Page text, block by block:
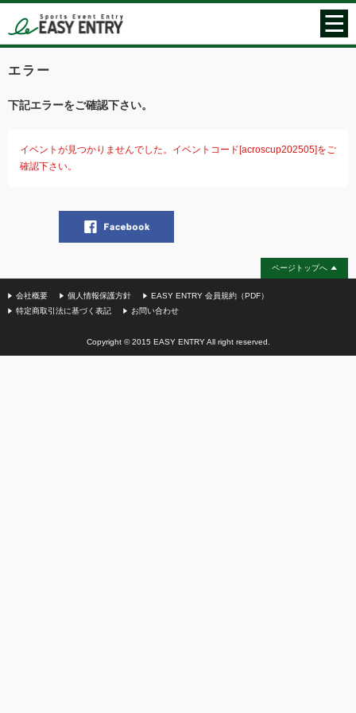
エラー
下記エラーをご確認下さい。
イベントが見つかりませんでした。イベントコード[acroscup202505]をご
確認下さい。
ページトップへ
会社概要 個人情報保護方針
EASY ENTRY 会員規約（PDF）
特定商取引法に基づく表記
お問い合わせ
Copyright © 2015 EASY ENTRY All right reserved.